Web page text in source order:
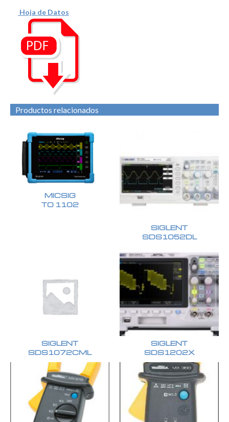
Hoja de Datos
Productos relacionados
MICSIG
TO 1102
SIGLENT
SDS1052DL
SIGLENT
SDS1072CML
SIGLENT
SDS1202X